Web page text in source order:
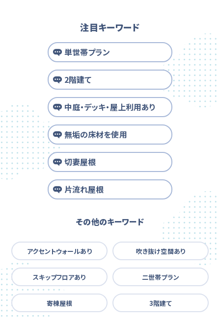
注目キーワード
単世帯プラン
2階建て
中庭・デッキ・屋上利用あり
無垢の床材を使用
切妻屋根
片流れ屋根
その他のキーワード
アクセントウォールあり 吹き抜け空間あり
スキップフロアあり 二世帯プラン
寄棟屋根 3階建て